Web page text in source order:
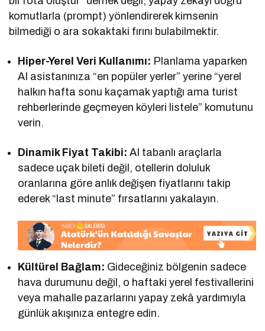
komutlarla (prompt) yönlendirerek kimsenin
bilmediği o ara sokaktaki fırını bulabilmektir.
Hiper-Yerel Veri Kullanımı: Planlama yaparken
AI asistanınıza “en popüler yerler” yerine “yerel
halkın hafta sonu kaçamak yaptığı ama turist
rehberlerinde geçmeyen köyleri listele” komutunu
verin.
Dinamik Fiyat Takibi: AI tabanlı araçlarla
sadece uçak bileti değil, otellerin doluluk
oranlarına göre anlık değişen fiyatlarını takip
ederek “last minute” fırsatlarını yakalayın.
Kültürel Bağlam: Gideceğiniz bölgenin sadece
hava durumunu değil, o haftaki yerel festivallerini
veya mahalle pazarlarını yapay zekâ yardımıyla
günlük akışınıza entegre edin.